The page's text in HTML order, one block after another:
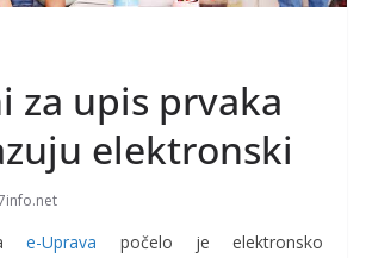
za upis prvaka
elektronski
e-Uprava počelo je elektronsko